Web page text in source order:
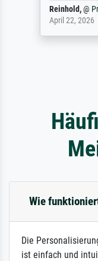
Reinhold,@
April 22, 2026
Wie
Die
ist einfach und